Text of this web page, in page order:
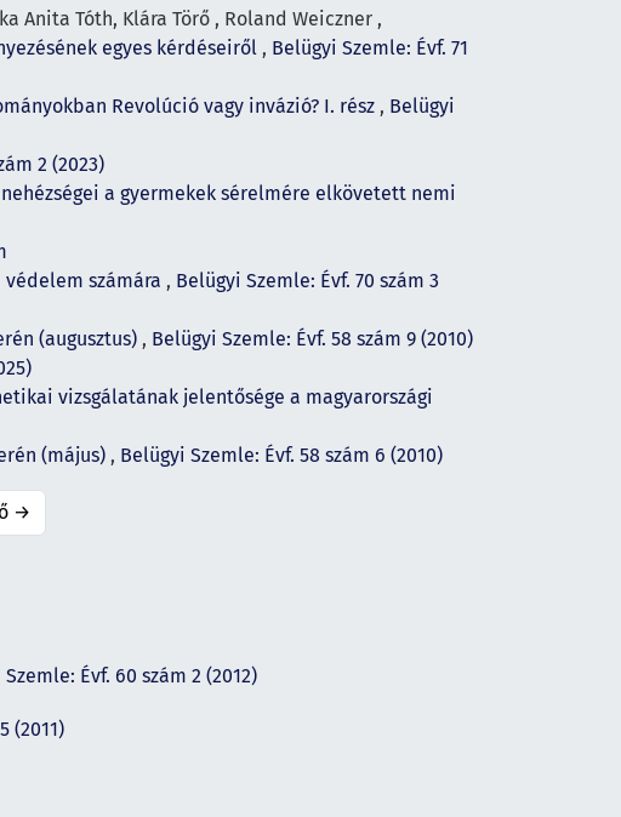
Anita Tóth, Klára Törő , Roland Weiczner ,
egyes kérdéseiről , Belügyi Szemle: Évf. 71
Revolúció vagy invázió? I. rész , Belügyi
2 (2023)
a gyermekek sérelmére elkövetett nemi
számára , Belügyi Szemle: Évf. 70 szám 3
(augusztus) , Belügyi Szemle: Évf. 58 szám 9 (2010)
vizsgálatának jelentősége a magyarországi
(május) , Belügyi Szemle: Évf. 58 szám 6 (2010)
→
Évf. 60 szám 2 (2012)
(2011)